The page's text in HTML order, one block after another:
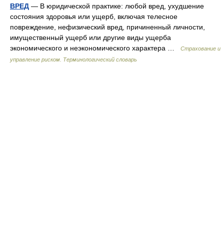
ВРЕД — В юридической практике: любой вред, ухудшение
состояния здоровья или ущерб, включая телесное
повреждение, нефизический вред, причиненный личности,
имущественный ущерб или другие виды ущерба
экономического и неэкономического характера …
Страхование и
управление риском. Терминологический словарь